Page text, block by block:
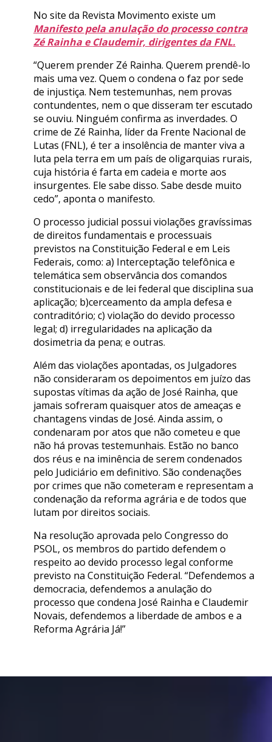
No site da Revista Movimento existe um
Manifesto pela anulação do processo contra
Zé Rainha e Claudemir, dirigentes da FNL.
“Querem prender Zé Rainha. Querem prendê-lo
mais uma vez. Quem o condena o faz por sede
de injustiça. Nem testemunhas, nem provas
contundentes, nem o que disseram ter escutado
se ouviu. Ninguém confirma as inverdades. O
crime de Zé Rainha, líder da Frente Nacional de
Lutas (FNL), é ter a insolência de manter viva a
luta pela terra em um país de oligarquias rurais,
cuja história é farta em cadeia e morte aos
insurgentes. Ele sabe disso. Sabe desde muito
cedo”, aponta o manifesto.
O processo judicial possui violações gravíssimas
de direitos fundamentais e processuais
previstos na Constituição Federal e em Leis
Federais, como: a) Interceptação telefônica e
telemática sem observância dos comandos
constitucionais e de lei federal que disciplina sua
aplicação; b)cerceamento da ampla defesa e
contraditório; c) violação do devido processo
legal; d) irregularidades na aplicação da
dosimetria da pena; e outras.
Além das violações apontadas, os Julgadores
não consideraram os depoimentos em juízo das
supostas vítimas da ação de José Rainha, que
jamais sofreram quaisquer atos de ameaças e
chantagens vindas de José. Ainda assim, o
condenaram por atos que não cometeu e que
não há provas testemunhais. Estão no banco
dos réus e na iminência de serem condenados
pelo Judiciário em definitivo. São condenações
por crimes que não cometeram e representam a
condenação da reforma agrária e de todos que
lutam por direitos sociais.
Na resolução aprovada pelo Congresso do
PSOL, os membros do partido defendem o
respeito ao devido processo legal conforme
previsto na Constituição Federal. “Defendemos a
democracia, defendemos a anulação do
processo que condena José Rainha e Claudemir
Novais, defendemos a liberdade de ambos e a
Reforma Agrária Já!”